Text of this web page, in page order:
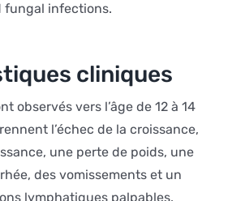
fungal infections.
cliniques
observés vers l’âge de 12 à 14
l’échec de la croissance,
une perte de poids, une
des vomissements et un
lymphatiques palpables.